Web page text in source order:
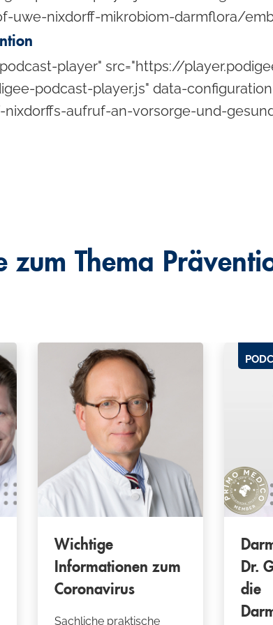
uwe-nixdorff-mikrobiom-darmflora/
player" src="https://
podcast-player.js" data-
aufruf-an-vorsorge-und-
zum Thema
Wichtige
Informationen zum
Coronavirus
Sachliche praktische
Dr.
die